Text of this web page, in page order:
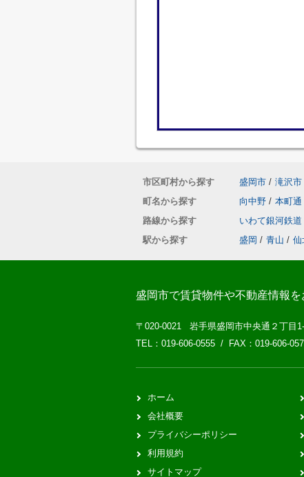
市区町村から探す 盛岡市 / 滝沢市
町名から探す
向中野 / 本町通
路線から探す
いわて銀河鉄道
駅から探す
盛岡 / 青山 / 仙
盛岡市で賃貸物件や不動産情報
〒020-0021 岩手県盛岡市中央通２丁目
TEL：019-606-0555 / FAX：019-606-
ホーム
会社概要
プライバシーポリシー
利用規約
サイトマップ